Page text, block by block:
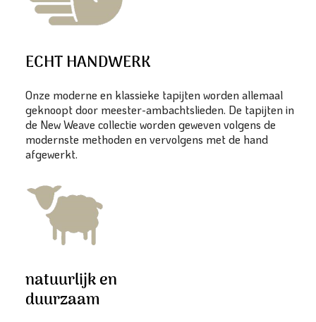
ECHT HANDWERK
Onze moderne en klassieke tapijten worden allemaal
geknoopt door meester-ambachtslieden. De tapijten in
de New Weave collectie worden geweven volgens de
modernste methoden en vervolgens met de hand
afgewerkt.
natuurlijk en
duurzaam